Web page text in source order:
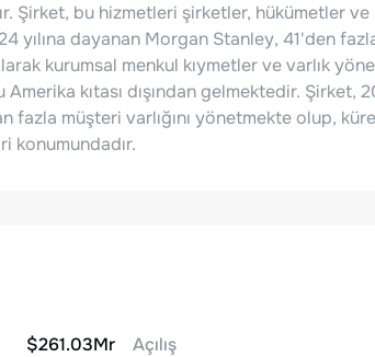
Şirket, bu hizmetleri şirketler, hükümetler
yılına dayanan Morgan Stanley, 41'den
kurumsal menkul kıymetler ve varlık
kıtası dışından gelmektedir.
fazla müşteri varlığını yönetmekte olup,
konumundadır.
$261.03Mr
Açılış